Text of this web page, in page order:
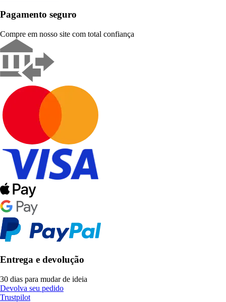
Pagamento seguro
Compre em nosso site com total confiança
Entrega e devolução
30 dias para mudar de ideia
Devolva seu pedido
Trustpilot